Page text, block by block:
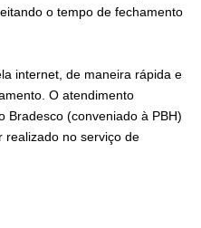
o tempo de fechamento
internet, de maneira rápida e
O atendimento
Bradesco (conveniado à PBH)
realizado no serviço de